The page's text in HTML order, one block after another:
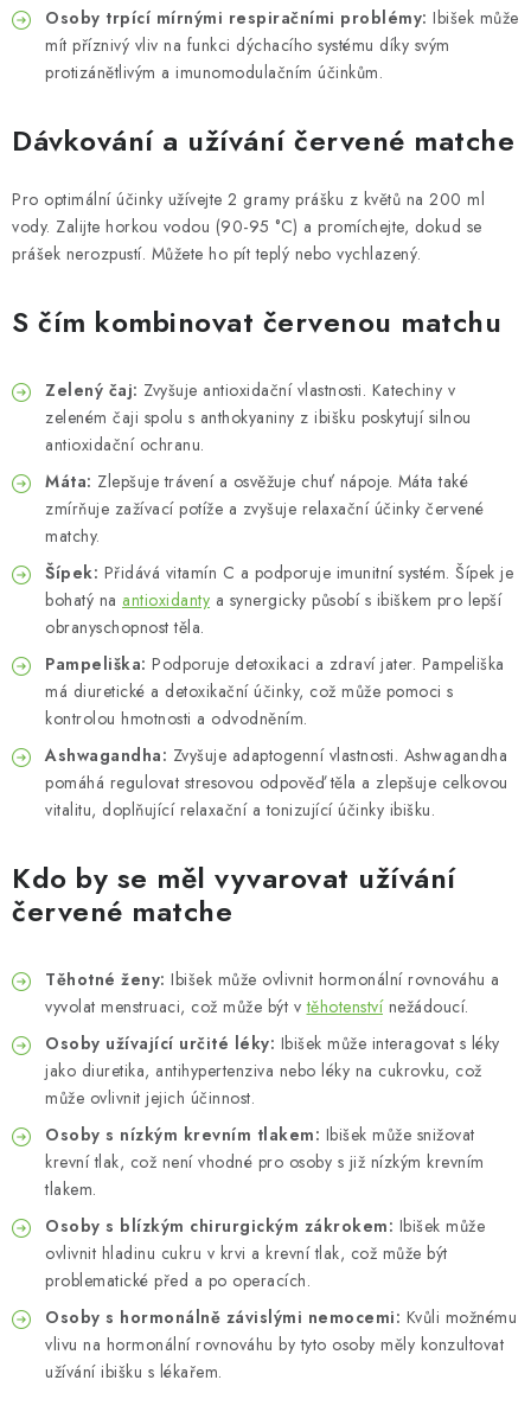
Osoby trpící mírnými respiračními problémy: Ibišek může
mít příznivý vliv na funkci dýchacího systému díky svým
protizánětlivým a imunomodulačním účinkům.
Dávkování a užívání červené matche
Pro optimální účinky užívejte 2 gramy prášku z květů na 200 ml
vody. Zalijte horkou vodou (90-95 °C) a promíchejte, dokud se
prášek nerozpustí. Můžete ho pít teplý nebo vychlazený.
S čím kombinovat červenou matchu
Zelený čaj: Zvyšuje antioxidační vlastnosti. Katechiny v
zeleném čaji spolu s anthokyaniny z ibišku poskytují silnou
antioxidační ochranu.
Máta: Zlepšuje trávení a osvěžuje chuť nápoje. Máta také
zmírňuje zažívací potíže a zvyšuje relaxační účinky červené
matchy.
Šípek: Přidává vitamín C a podporuje imunitní systém. Šípek je
bohatý na antioxidanty a synergicky působí s ibiškem pro lepší
obranyschopnost těla.
Pampeliška: Podporuje detoxikaci a zdraví jater. Pampeliška
má diuretické a detoxikační účinky, což může pomoci s
kontrolou hmotnosti a odvodněním.
Ashwagandha: Zvyšuje adaptogenní vlastnosti. Ashwagandha
pomáhá regulovat stresovou odpověď těla a zlepšuje celkovou
vitalitu, doplňující relaxační a tonizující účinky ibišku.
Kdo by se měl vyvarovat užívání
červené matche
Těhotné ženy: Ibišek může ovlivnit hormonální rovnováhu a
vyvolat menstruaci, což může být vtěhotenstvínežádoucí.
Osoby užívající určité léky: Ibišek může interagovat s léky
jako diuretika, antihypertenziva nebo léky na cukrovku, což
může ovlivnit jejich účinnost.
Osoby s nízkým krevním tlakem: Ibišek může snižovat
krevní tlak, což není vhodné pro osoby s již nízkým krevním
tlakem.
Osoby s blízkým chirurgickým zákrokem: Ibišek může
ovlivnit hladinu cukru v krvi a krevní tlak, což může být
problematické před a po operacích.
Osoby s hormonálně závislými nemocemi: Kvůli možnému
vlivu na hormonální rovnováhu by tyto osoby měly konzultovat
užívání ibišku s lékařem.